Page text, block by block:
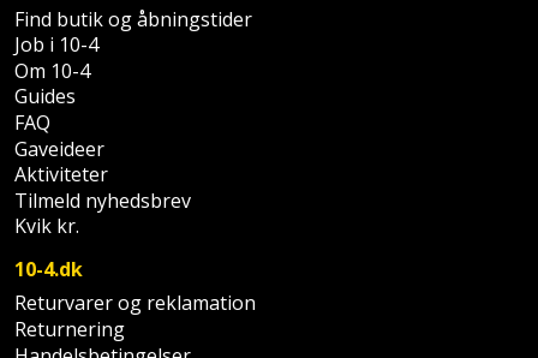
Find butik og åbningstider
Job i 10-4
Om 10-4
Guides
FAQ
Gaveideer
Aktiviteter
Tilmeld nyhedsbrev
Kvik kr.
10-4.dk
Returvarer og reklamation
Returnering